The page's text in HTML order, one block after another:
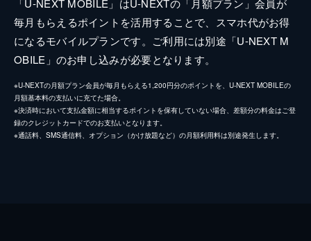
「U-NEXT MOBILE」はU-NEXTの「月額プラン」会員が
毎月もらえるポイントを活用することで、スマホ代がお得
になるモバイルプランです。ご利用には別途「U-NEXT M
OBILE」のお申し込みが必要となります。
※U-NEXTの月額プラン会員が毎月もらえる1,200円分のポイントを、U-NEXT MOBILEの
月額基本料の支払いに充てた場合。
※決済時において支払金額に相当するポイントを保有していない場合、差額分の料金はご登
録のクレジットカードでのお支払いとなります。
※通話料、SMS通信料、オプション（かけ放題など）の月額利用料は別途発生します。